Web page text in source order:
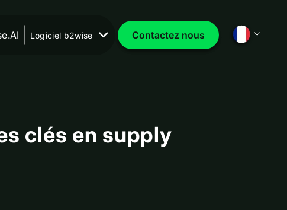
Logiciel b2wise Contactez nous
clés en supply